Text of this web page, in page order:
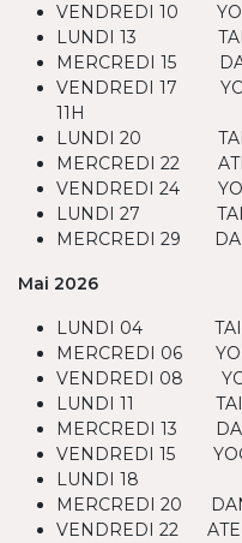
VENDREDI 10
LUNDI 13 TAI
MERCREDI 15
VENDREDI 17
11Н
LUNDI 20 TAI
MERCREDI 22
VENDREDI 24
LUNDI 27 TAI
MERCREDI 29
Mai 2026
LUNDI 04 TAI
MERCREDI 06
VENDREDI 08
LUNDI 11 TAI
MERCREDI 13
VENDREDI 15
LUNDI 18
MERCREDI 20
VENDREDI 22